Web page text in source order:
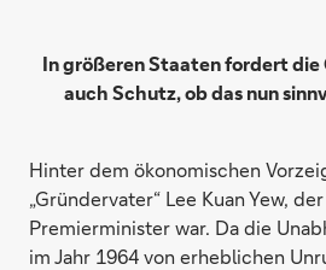
In größeren Staaten fordert
auch Schutz, ob das nun
Hinter dem ökonomischen
„Gründervater“ Lee Kuan Yew,
Premierminister war. Da die
im Jahr 1964 von erheblichen